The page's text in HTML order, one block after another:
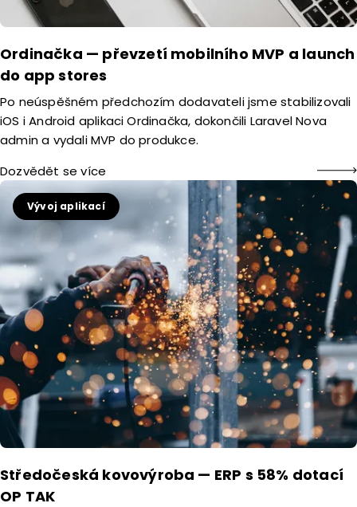
Ordinačka — převzetí mobilního MVP a launch
do app stores
Po neúspěšném předchozím dodavateli jsme stabilizovali
iOS i Android aplikaci Ordinačka, dokončili Laravel Nova
admin a vydali MVP do produkce.
Dozvědět se více
Vývoj aplikací
Středočeská kovovýroba — ERP s 58% dotací
OP TAK